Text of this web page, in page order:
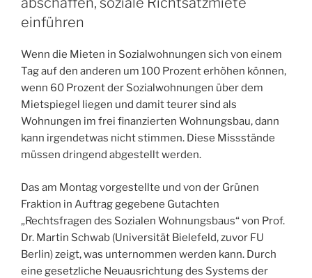
das
Ziel
noch
lange
nicht
erreicht“
einführen
Wenn die Mieten in Sozialwohnungen sich von einem
Tag auf den anderen um 100 Prozent erhöhen können,
wenn 60 Prozent der Sozialwohnungen über dem
Mietspiegel liegen und damit teurer sind als
Wohnungen im frei finanzierten Wohnungsbau, dann
kann irgendetwas nicht stimmen. Diese Missstände
müssen dringend abgestellt werden.
Das am Montag vorgestellte und von der Grünen
Fraktion in Auftrag gegebene Gutachten
„Rechtsfragen des Sozialen Wohnungsbaus“ von Prof.
Dr. Martin Schwab (Universität Bielefeld, zuvor FU
Berlin) zeigt, was unternommen werden kann. Durch
eine gesetzliche Neuausrichtung des Systems der